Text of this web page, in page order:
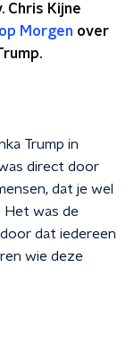
Chris Kijne
Morgen over
Trump in
direct door
dat je wel
Het was de
dat iedereen
wie deze